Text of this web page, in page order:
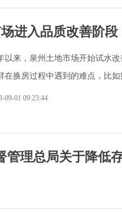
进入品质改善阶
以来，泉州土地市场开始试水
在换房过程中遇到的难点，比
09-01 09:23:44
管理总局关于降低